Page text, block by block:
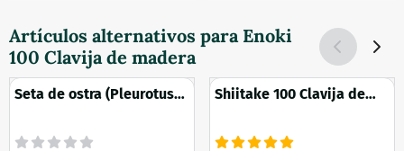
alta calidad está
especialmente diseñada para
sellar los agujeros en los
troncos después de la
inoculación con semilla de
cera no sólo ...
Artículos alternativos para Enoki
100 Clavija de madera
Seta de ostra (Pleurotus
Shiitake 100 Clavija de